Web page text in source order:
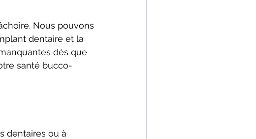
Nous pouvons
dentaire et la
dès que
santé bucco-
dentaires ou à